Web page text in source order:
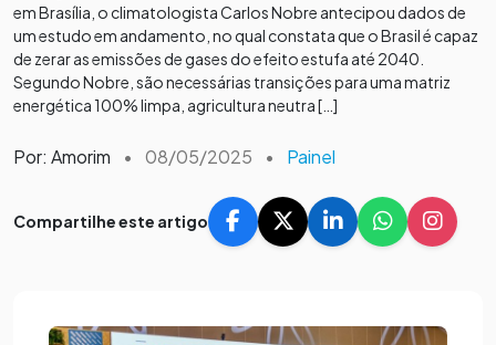
em Brasília, o climatologista Carlos Nobre antecipou dados de
um estudo em andamento, no qual constata que o Brasil é capaz
de zerar as emissões de gases do efeito estufa até 2040.
Segundo Nobre, são necessárias transições para uma matriz
energética 100% limpa, agricultura neutra […]
Por: Amorim • 08/05/2025 • Painel
Compartilhe este artigo